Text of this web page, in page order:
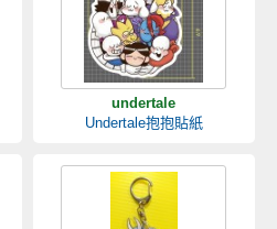
undertale
Undertale抱抱貼紙